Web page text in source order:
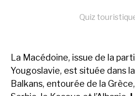
Quiz
La Macédoine, issue de la
Yougoslavie, est située dans
Balkans, entourée de la